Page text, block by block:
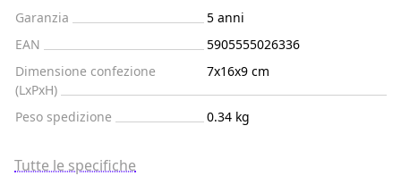
Garanzia
5 anni
EAN
5905555026336
Dimensione confezione
(LxPxH)
7x16x9 cm
Peso spedizione 0.34 kg
Tutte le specifiche